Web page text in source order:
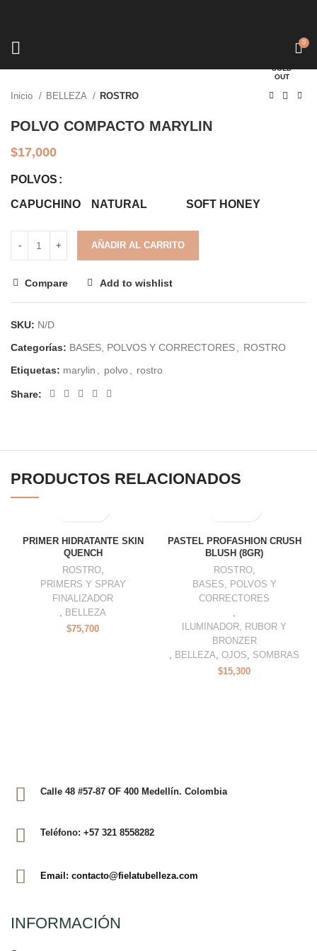
0
SOLD
OUT
Inicio BELLEZA ROSTRO
POLVO COMPACTO MARYLIN
$17,000
POLVOS
CAPUCHINO NATURAL SOFT HONEY
AÑADIR AL CARRITO
Compare Add to wishlist
SKU: N/D
Categorías: BASES, POLVOS Y CORRECTORES
ROSTRO
Etiquetas: marylin polvo rostro
Share:
PRODUCTOS RELACIONADOS
PRIMER HIDRATANTE SKIN
QUENCH
ROSTRO,
PRIMERS Y SPRAY
FINALIZADOR
, BELLEZA
$75,700
PASTEL PROFASHION CRUSH
BLUSH (8GR)
ROSTRO,
BASES, POLVOS Y
CORRECTORES
,
ILUMINADOR, RUBOR Y
BRONZER
, BELLEZA, OJOS, SOMBRAS
$15,300
Calle 48 #57-87 OF 400 Medellín. Colombia
Teléfono: +57 321 8558282
Email: contacto@fielatubelleza.com
INFORMACIÓN